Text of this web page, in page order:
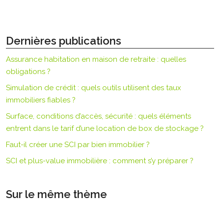
Dernières publications
Assurance habitation en maison de retraite : quelles
obligations ?
Simulation de crédit : quels outils utilisent des taux
immobiliers fiables ?
Surface, conditions d’accès, sécurité : quels éléments
entrent dans le tarif d’une location de box de stockage ?
Faut-il créer une SCI par bien immobilier ?
SCI et plus-value immobilière : comment s’y préparer ?
Sur le même thème